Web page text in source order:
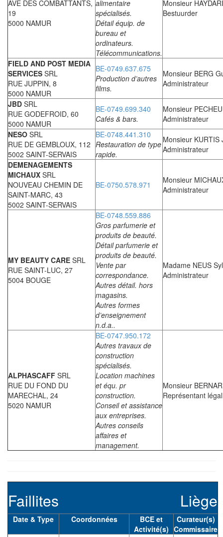
AVE DES COMBATTANTS,
19
5000 NAMUR
alimentaire
spécialisés.
Détail équip. de
bureau et
ordinateurs.
Télécommunications.
Monsieur
Bestuurder
FIELD AND POST MEDIA
SERVICES SRL
RUE JUPPIN, 8
5000 NAMUR
BE-0749.637.675
Production d’autres
films.
Monsieur BERG
Administrateur
JBD SRL
RUE GODEFROID, 60
5000 NAMUR
BE-0749.699.340
Cafés & bars.
Monsieur
Administrateur
NESO SRL
RUE DE GEMBLOUX, 112
5002 SAINT-SERVAIS
BE-0748.441.310
Restauration de type
rapide.
Monsieur KURTIS
Administrateur
DEMENAGEMENTS
MICHAUX SRL
NOUVEAU CHEMIN DE
SAINT-MARC, 43
5002 SAINT-SERVAIS
BE-0750.578.971
Monsieur
Administrateur
MY BEAUTY CARE SRL
RUE SAINT-LUC, 27
5004 BOUGE
BE-0748.559.886
Gros parfumerie et
produits de beauté.
Détail parfumerie et
produits de beauté.
Vente par
correspondance.
Autres détail. hors
magasins.
Autres formes
d’enseignement
n.d.a..
Madame NEUS
Administrateur
ALPHASCAFF SRL
RUE DU FOND DU
MARECHAL, 24
5020 NAMUR
BE-0747.950.172
Autres travaux de
construction
spécialisés.
Location machines
et équ. pr
construction.
Conseil et assistance
aux entreprises.
Autres conseils
affaires et
management.
Monsieur
Représentant légal
Faillites Liège
Date & Type Coordonnées
BCE et
Activité(s)
Curateur(s)
Commissaire